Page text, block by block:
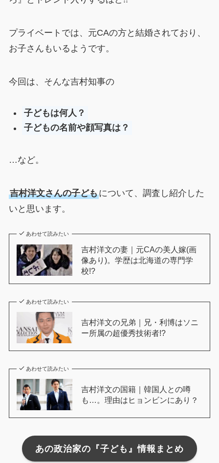
プライベートでは、元CAの方と結婚されており、
お子さんもいるようです。
今回は、そんな吉村知事の
子どもは何人？
子どもの名前や顔写真は？
…など。
吉村洋文さんの子どもについて、調査し紹介した
いと思います。
あわせて読みたい
吉村洋文の妻｜元CAの美人嫁(画
像あり)。学歴は北海道の専門学
校!?
あわせて読みたい
吉村洋文の兄弟｜兄・利博はソニ
ー所属の超優秀技術者!?
あわせて読みたい
吉村洋文の国籍｜韓国人との噂
も…。理由はヒョンビンにあり？
あの政治家の『子ども』情報まとめ